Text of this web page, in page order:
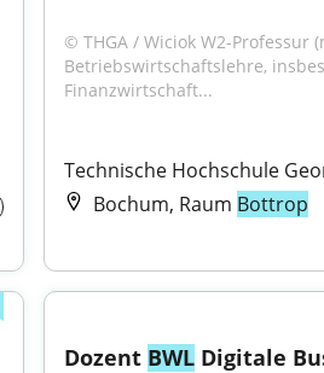
© THGA / Wiciok W2-Professur
Betriebswirtschaftslehre,
Finanzwirtschaft...
Technische Hochschule
Bochum, Raum Bottrop
Dozent BWL Digitale